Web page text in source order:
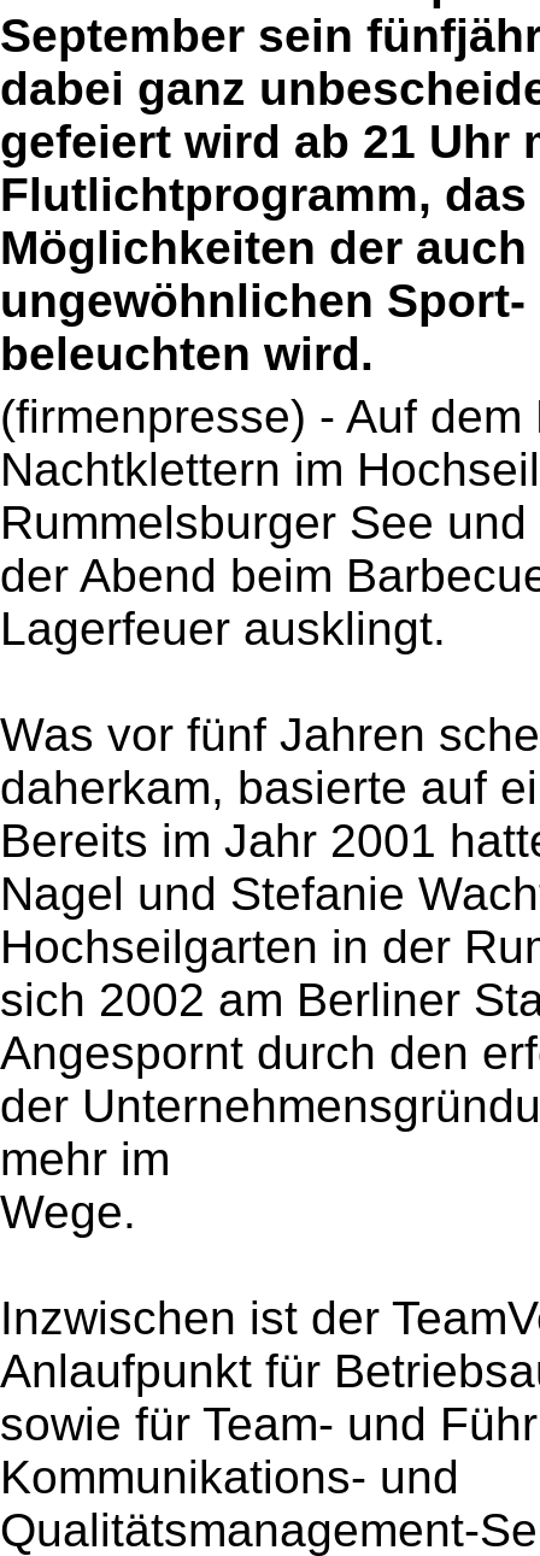
September sein
dabei ganz
gefeiert wird ab 21 Uhr
Flutlichtprogramm,
Möglichkeiten der
ungewöhnlichen
beleuchten wird.
(firmenpresse) - Auf
Nachtklettern im
Rummelsburger See
der Abend beim
Lagerfeuer ausklingt.
Was vor fünf Jahren
daherkam, basierte auf
Bereits im Jahr 2001
Nagel und Stefanie
Hochseilgarten in der
sich 2002 am Berliner
Angespornt durch den
der
mehr im
Wege.
Inzwischen ist der
Anlaufpunkt für
sowie für Team- und
Kommunikations- und
Qualitätsmanagement-